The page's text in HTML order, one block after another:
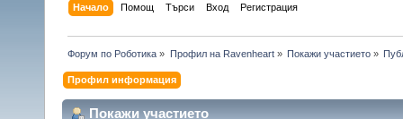
Начало Помощ Търси Вход Регистрация
Форум по Роботика » Профил на Ravenheart» Покажи участието»
Профил информация
Покажи участието